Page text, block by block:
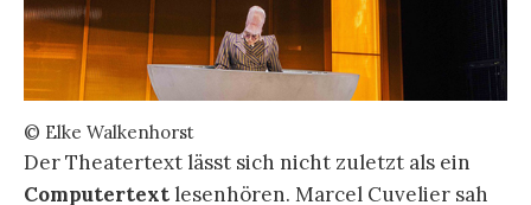
© Elke Walkenhorst
Der Theatertext lässt sich nicht zuletzt als ein
Computertextlesenhören. Marcel Cuvelier sah